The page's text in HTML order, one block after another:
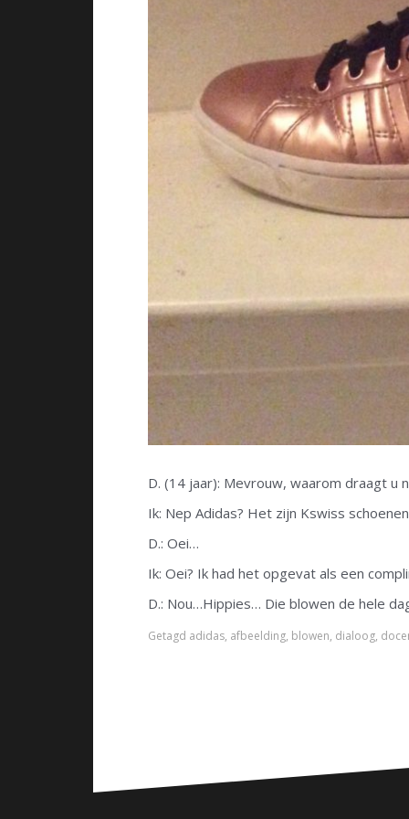
D. (14 jaar): Mevrouw, waarom draagt u
Ik: Nep Adidas? Het zijn Kswiss
D.: Oei…
Ik: Oei? Ik had het opgevat als een
D.: Nou…Hippies… Die blowen de hele
Getagd adidas, afbeelding, blowen, dialoog,